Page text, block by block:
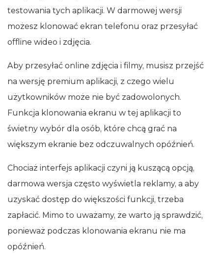
testowania tych aplikacji. W darmowej wersji
możesz klonować ekran telefonu oraz przesyłać
offline wideo i zdjęcia.
Aby przesyłać online zdjęcia i filmy, musisz przejść
na wersję premium aplikacji, z czego wielu
użytkowników może nie być zadowolonych.
Funkcja klonowania ekranu w tej aplikacji to
świetny wybór dla osób, które chcą grać na
większym ekranie bez odczuwalnych opóźnień.
Chociaż interfejs aplikacji czyni ją kuszącą opcją,
darmowa wersja często wyświetla reklamy, a aby
uzyskać dostęp do większości funkcji, trzeba
zapłacić. Mimo to uważamy, że warto ją sprawdzić,
ponieważ podczas klonowania ekranu nie ma
opóźnień.